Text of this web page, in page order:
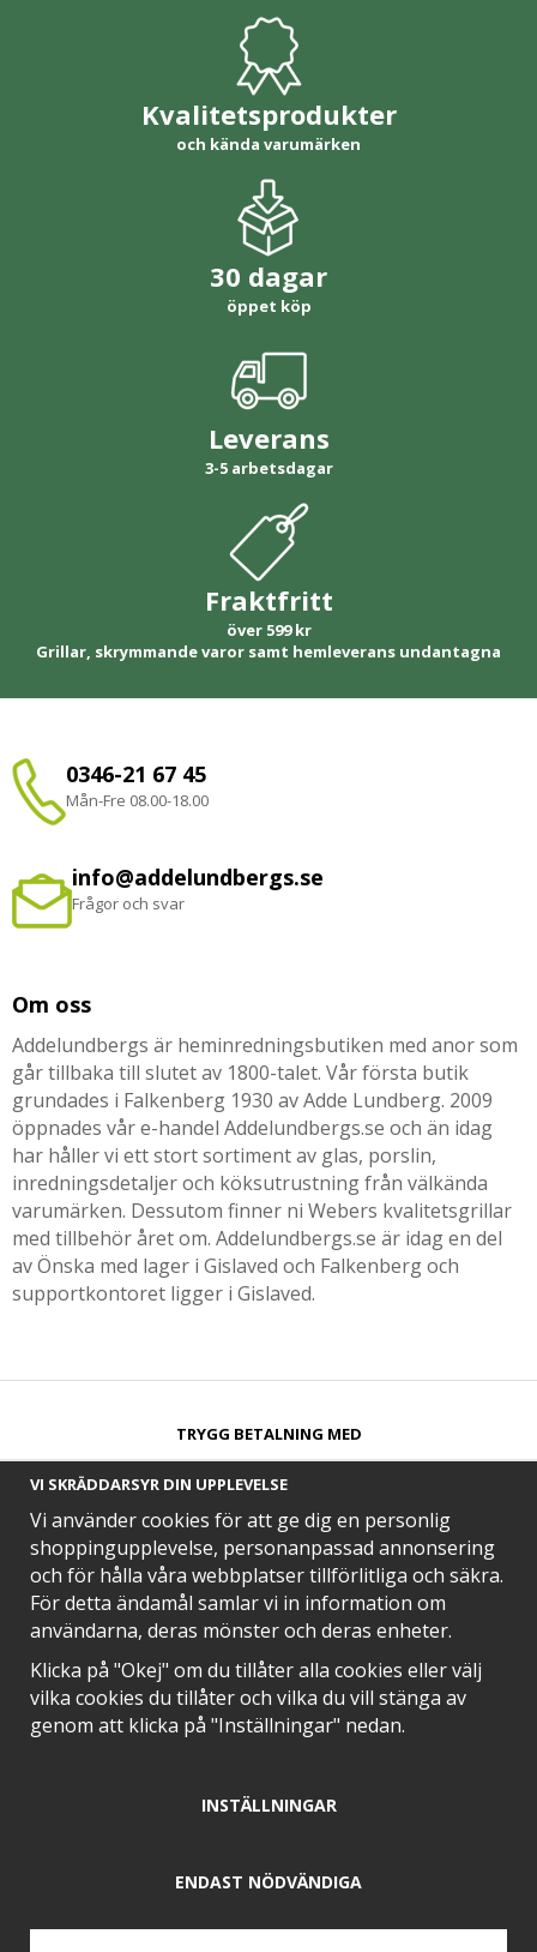
Kvalitetsprodukter
och kända varumärken
30 dagar
öppet köp
Leverans
3-5 arbetsdagar
Fraktfritt
över 599 kr
Grillar, skrymmande varor samt hemleverans undantagna
0346-21 67 45
Mån-Fre 08.00-18.00
info@addelundbergs.se
Frågor och svar
Om oss
Addelundbergs är heminredningsbutiken med anor som
går tillbaka till slutet av 1800-talet. Vår första butik
grundades i Falkenberg 1930 av Adde Lundberg. 2009
öppnades vår e-handel Addelundbergs.se och än idag
har håller vi ett stort sortiment av glas, porslin,
inredningsdetaljer och köksutrustning från välkända
varumärken. Dessutom finner ni Webers kvalitetsgrillar
med tillbehör året om. Addelundbergs.se är idag en del
av Önska med lager i Gislaved och Falkenberg och
supportkontoret ligger i Gislaved.
TRYGG BETALNING MED​
SNABB LEVERANS MED
EN DEL AV
VI SKRÄDDARSYR DIN UPPLEVELSE
Vi använder cookies för att ge dig en personlig
shoppingupplevelse, personanpassad annonsering
och för hålla våra webbplatser tillförlitliga och säkra.
För detta ändamål samlar vi in information om
användarna, deras mönster och deras enheter.
Klicka på "Okej" om du tillåter alla cookies eller välj
vilka cookies du tillåter och vilka du vill stänga av
genom att klicka på "Inställningar" nedan.
INSTÄLLNINGAR
ENDAST NÖDVÄNDIGA